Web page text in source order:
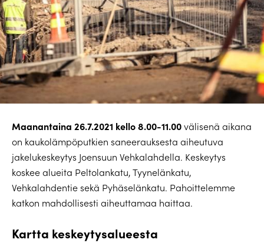
Maanantaina 26.7.2021 kello 8.00-11.00välisenä aikana
on kaukolämpöputkien saneerauksesta aiheutuva
jakelukeskeytys Joensuun Vehkalahdella. Keskeytys
koskee alueita Peltolankatu, Tyynelänkatu,
Vehkalahdentie sekä Pyhäselänkatu. Pahoittelemme
katkon mahdollisesti aiheuttamaa haittaa.
Kartta keskeytysalueesta